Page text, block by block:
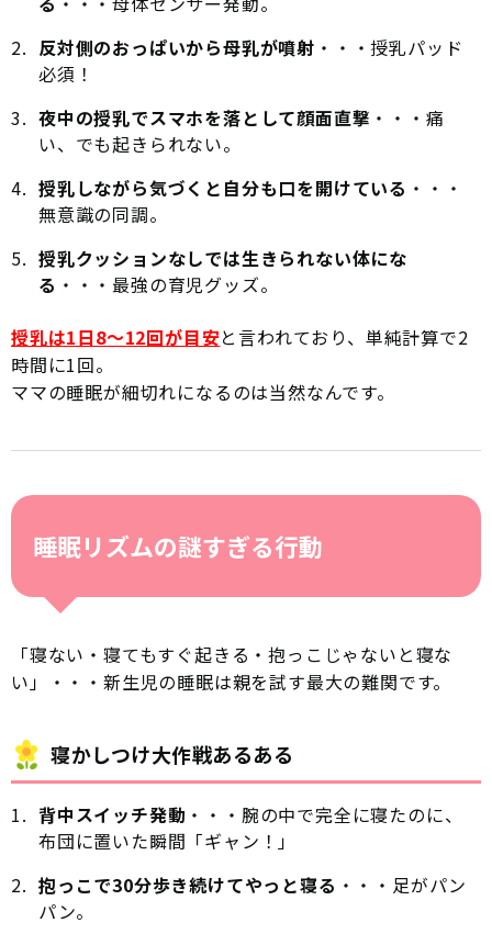
反対側のおっぱいから母乳が噴射 ・・・授乳パッド
必須！
夜中の授乳でスマホを落として顔面直撃 ・・・痛
い、でも起きられない。
授乳しながら気づくと自分も口を開けている ・・・
無意識の同調。
授乳クッションなしでは生きられない体にな
る ・・・最強の育児グッズ。
授乳は1日8〜12回が目安と言われており、単純計算で2
時間に1回。
ママの睡眠が細切れになるのは当然なんです。
睡眠リズムの謎すぎる行動
「寝ない・寝てもすぐ起きる・抱っこじゃないと寝な
い」・・・新生児の睡眠は親を試す最大の難関です。
寝かしつけ大作戦あるある
背中スイッチ発動 ・・・腕の中で完全に寝たのに、
布団に置いた瞬間「ギャン！」
抱っこで30分歩き続けてやっと寝る ・・・足がパン
パン。